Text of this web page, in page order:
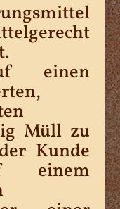
einen
Müll zu
Kunde
einem